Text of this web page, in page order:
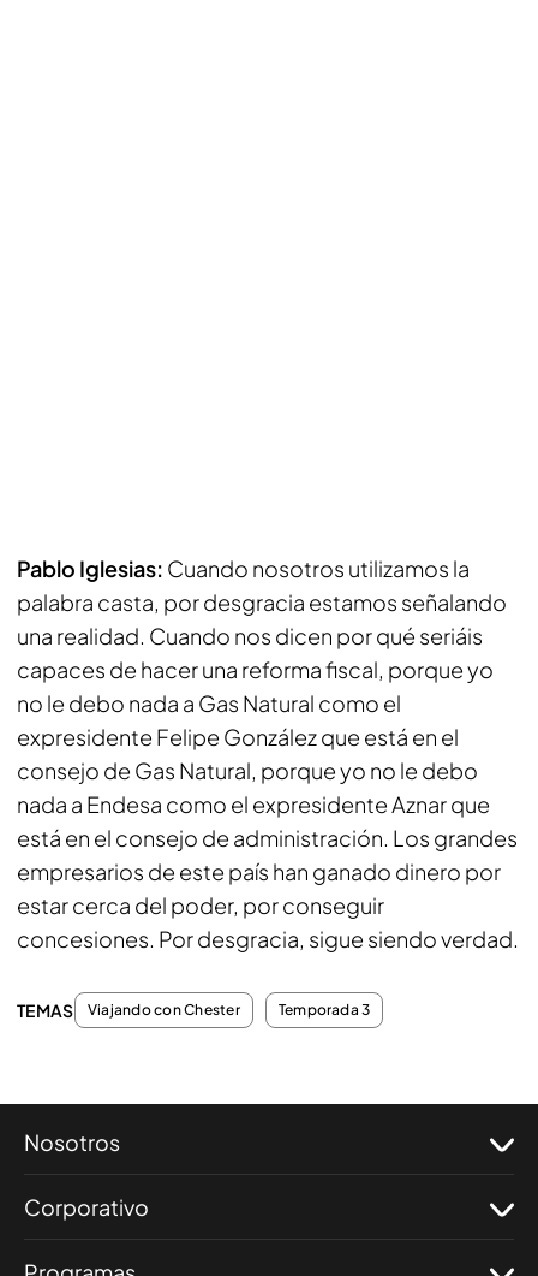
Pablo Iglesias: Cuando nosotros utilizamos la
palabra casta, por desgracia estamos señalando
una realidad. Cuando nos dicen por qué seriáis
capaces de hacer una reforma fiscal, porque yo
no le debo nada a Gas Natural como el
expresidente Felipe González que está en el
consejo de Gas Natural, porque yo no le debo
nada a Endesa como el expresidente Aznar que
está en el consejo de administración. Los grandes
empresarios de este país han ganado dinero por
estar cerca del poder, por conseguir
concesiones. Por desgracia, sigue siendo verdad.
TEMAS Viajando con Chester Temporada 3
Nosotros
Corporativo